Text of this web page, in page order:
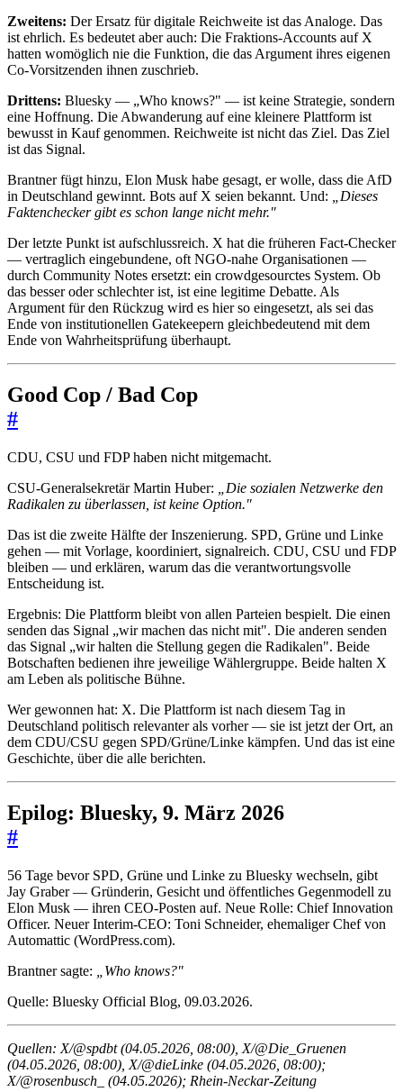
Zweitens: Der Ersatz für digitale Reichweite ist das Analoge. Das
ist ehrlich. Es bedeutet aber auch: Die Fraktions-Accounts auf X
hatten womöglich nie die Funktion, die das Argument ihres eigenen
Co-Vorsitzenden ihnen zuschrieb.
Drittens: Bluesky — „Who knows?" — ist keine Strategie, sondern
eine Hoffnung. Die Abwanderung auf eine kleinere Plattform ist
bewusst in Kauf genommen. Reichweite ist nicht das Ziel. Das Ziel
ist das Signal.
Brantner fügt hinzu, Elon Musk habe gesagt, er wolle, dass die AfD
in Deutschland gewinnt. Bots auf X seien bekannt. Und:
„Dieses
Faktenchecker gibt es schon lange nicht mehr."
Der letzte Punkt ist aufschlussreich. X hat die früheren Fact-Checker
— vertraglich eingebundene, oft NGO-nahe Organisationen —
durch Community Notes ersetzt: ein crowdgesourctes System. Ob
das besser oder schlechter ist, ist eine legitime Debatte. Als
Argument für den Rückzug wird es hier so eingesetzt, als sei das
Ende von institutionellen Gatekeepern gleichbedeutend mit dem
Ende von Wahrheitsprüfung überhaupt.
Good Cop / Bad Cop
#
CDU, CSU und FDP haben nicht mitgemacht.
CSU-Generalsekretär Martin Huber:
„Die sozialen Netzwerke den
Radikalen zu überlassen, ist keine Option."
Das ist die zweite Hälfte der Inszenierung. SPD, Grüne und Linke
gehen — mit Vorlage, koordiniert, signalreich. CDU, CSU und FDP
bleiben — und erklären, warum das die verantwortungsvolle
Entscheidung ist.
Ergebnis: Die Plattform bleibt von allen Parteien bespielt. Die einen
senden das Signal „wir machen das nicht mit". Die anderen senden
das Signal „wir halten die Stellung gegen die Radikalen". Beide
Botschaften bedienen ihre jeweilige Wählergruppe. Beide halten X
am Leben als politische Bühne.
Wer gewonnen hat: X. Die Plattform ist nach diesem Tag in
Deutschland politisch relevanter als vorher — sie ist jetzt der Ort, an
dem CDU/CSU gegen SPD/Grüne/Linke kämpfen. Und das ist eine
Geschichte, über die alle berichten.
Epilog: Bluesky, 9. März 2026
#
56 Tage bevor SPD, Grüne und Linke zu Bluesky wechseln, gibt
Jay Graber — Gründerin, Gesicht und öffentliches Gegenmodell zu
Elon Musk — ihren CEO-Posten auf. Neue Rolle: Chief Innovation
Officer. Neuer Interim-CEO: Toni Schneider, ehemaliger Chef von
Automattic (WordPress.com).
Brantner sagte:
„Who knows?"
Quelle: Bluesky Official Blog, 09.03.2026.
Quellen: X/@spdbt (04.05.2026, 08:00), X/@Die_Gruenen
(04.05.2026, 08:00), X/@dieLinke (04.05.2026, 08:00);
X/@rosenbusch_ (04.05.2026); Rhein-Neckar-Zeitung